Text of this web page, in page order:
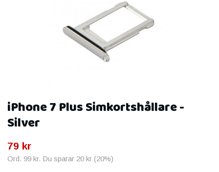
iPhone 7 Plus Simkortshållare -
Silver
79 kr
Ord. 99 kr. Du sparar 20 kr (20%)